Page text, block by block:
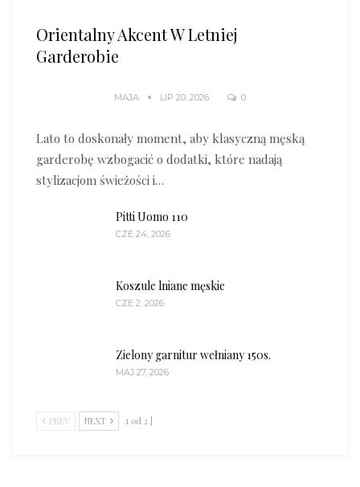
Orientalny Akcent W Letniej
Garderobie
MAJA LIP 20, 2026 0
Lato to doskonały moment, aby klasyczną męską
garderobę wzbogacić o dodatki, które nadają
stylizacjom świeżości i…
Pitti Uomo 110
CZE 24, 2026
Koszule lniane męskie
CZE 2, 2026
Zielony garnitur wełniany 150s.
MAJ 27, 2026
PREV NEXT 1 od 2 |